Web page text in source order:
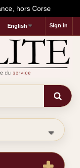
hors Corse
Sign in
English